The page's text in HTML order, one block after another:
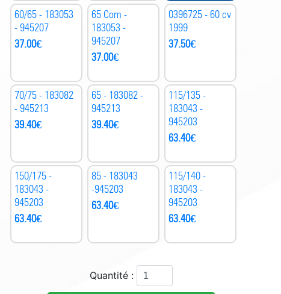
60/65 - 183053
- 945207
37.00€
65 Com -
183053 -
945207
37.00€
0396725 - 60 cv
1999
37.50€
70/75 - 183082
- 945213
39.40€
65 - 183082 -
945213
39.40€
115/135 -
183043 -
945203
63.40€
150/175 -
183043 -
945203
63.40€
85 - 183043
-945203
63.40€
115/140 -
183043 -
945203
63.40€
Quantité :